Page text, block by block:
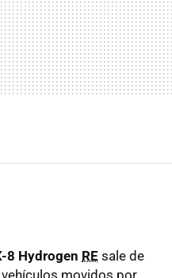
8 Hydrogen RE sale de
movidos por